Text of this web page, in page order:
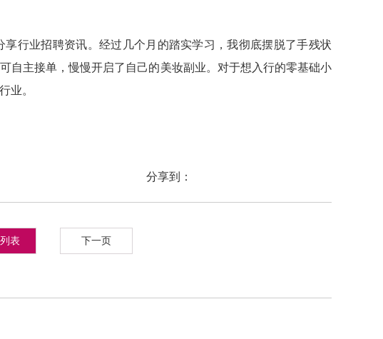
行业招聘资讯。经过几个月的踏实学习，我彻底摆脱了手残状
自主接单，慢慢开启了自己的美妆副业。对于想入行的零基础小
业。
分享到：
表 下一页